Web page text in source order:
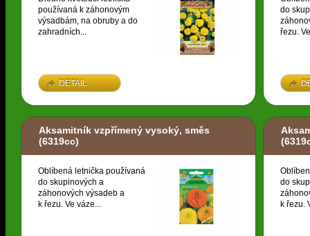
používaná k záhonovým
výsadbám, na obruby a do
zahradních...
DETAIL
do
řezu.
Aksamitník vzpřímený vysoký, směs
(6319cc)
Oblíbená letnička používaná
do skupinových a
záhonových výsadeb a
k řezu. Ve váze...
do
k řezu.